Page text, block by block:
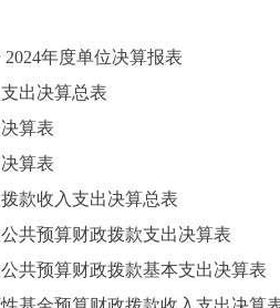
年度单位决算报表
出决算总表
算表
算表
收入支出决算总表
预算财政拨款支出决算表
预算财政拨款基本支出决算表